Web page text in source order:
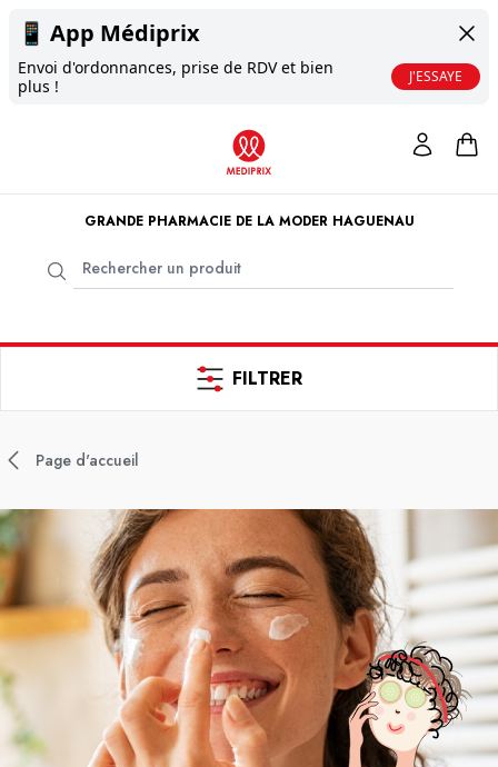
📱 App Médiprix
Envoi d'ordonnances, prise de RDV et bien
plus !
J'ESSAYE
GRANDE PHARMACIE DE LA MODER HAGUENAU
FILTRER
Page d'accueil